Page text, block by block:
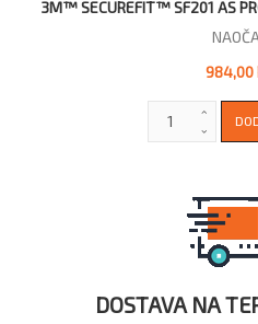
3M™ SECUREFIT™ SF201 AS
984,00
DOSTAVA NA